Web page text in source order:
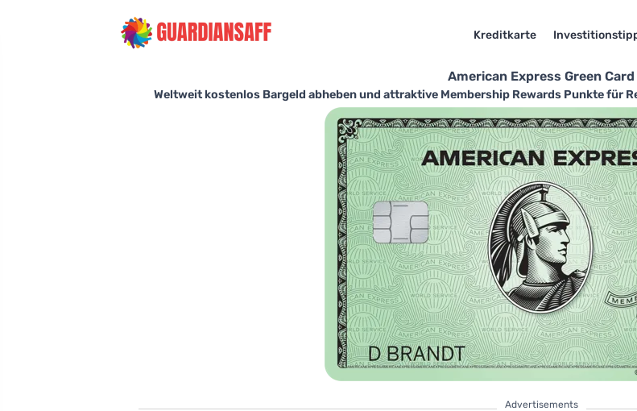
Kreditkarte
American Express Green Card
Weltweit kostenlos Bargeld abheben und attraktive Membership Rewards Punkte für
Advertisements